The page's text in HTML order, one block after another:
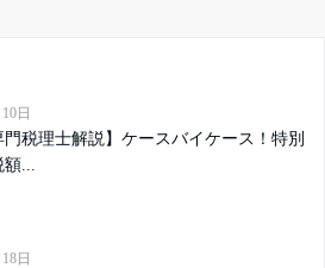
日
門税理士解説】ケースバイケース！特別
...
日